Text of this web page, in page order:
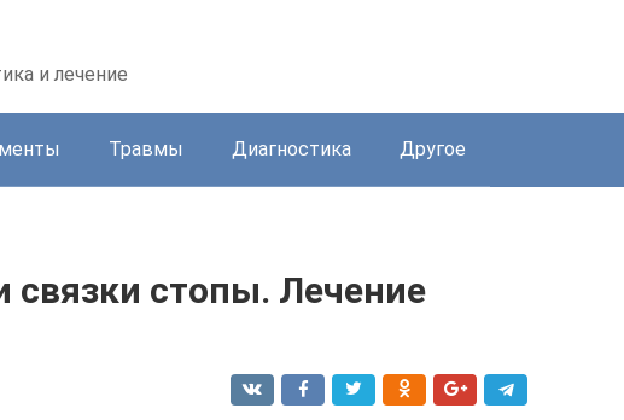
и лечение
Травмы Диагностика Другое
стопы. Лечение